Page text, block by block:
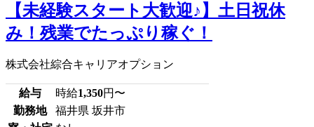
【未経験スタート大歓迎♪】土日祝休
み！残業でたっぷり稼ぐ！
株式会社綜合キャリアオプション
給与 時給1,350円〜
勤務地
福井県 坂井市